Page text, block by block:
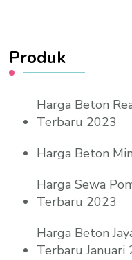
Produk
Harga Beton
Terbaru 2023
Harga Beton
Harga Sewa
Terbaru 2023
Harga Beton
Terbaru Januari